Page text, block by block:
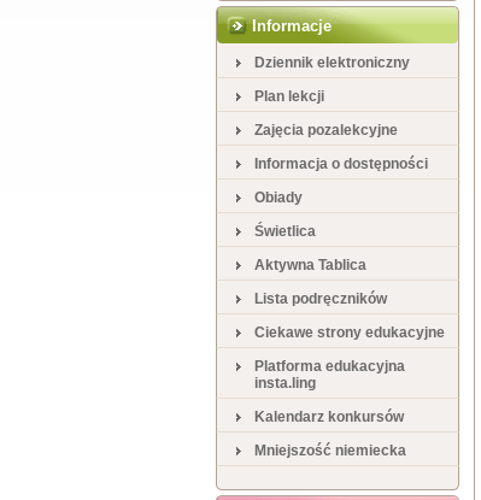
Informacje
Dziennik elektroniczny
Plan lekcji
Zajęcia pozalekcyjne
Informacja o dostępności
Obiady
Świetlica
Aktywna Tablica
Lista podręczników
Ciekawe strony edukacyjne
Platforma edukacyjna
insta.ling
Kalendarz konkursów
Mniejszość niemiecka